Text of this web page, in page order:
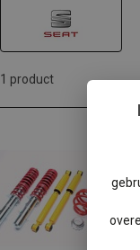
1 product